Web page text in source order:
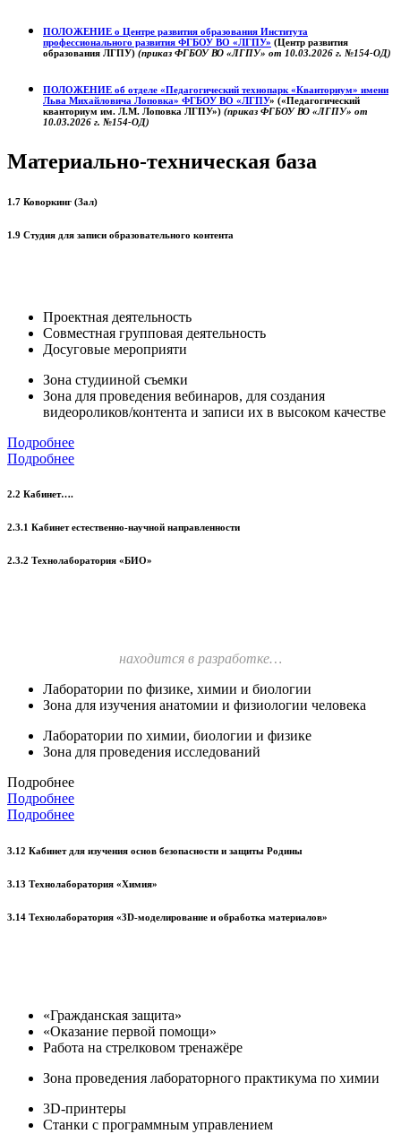
ПОЛОЖЕНИЕ о Центре развития образования Института
профессионального развития ФГБОУ ВО «ЛГПУ» (Центр развития
образования ЛГПУ) (приказ ФГБОУ ВО «ЛГПУ» от 10.03.2026 г. №154-ОД)
ПОЛОЖЕНИЕ об отделе «Педагогический технопарк «Кванториум» имени
Льва Михайловича Лоповка» ФГБОУ ВО «ЛГПУ» («Педагогический
кванториум им. Л.М. Лоповка ЛГПУ») (приказ ФГБОУ ВО «ЛГПУ» от
10.03.2026 г. №154-ОД)
Материально-техническая база
1.7 Коворкинг (Зал)
1.9 Студия для записи образовательного контента
Проектная деятельность
Совместная групповая деятельность
Досуговые мероприяти
Зона студииной съемки
Зона для проведения вебинаров, для создания
видеороликов/контента и записи их в высоком качестве
Подробнее
Подробнее
2.2 Кабинет….
2.3.1 Кабинет естественно-научной направленности
2.3.2 Технолаборатория «БИО»
находится в разработке…
Лаборатории по физике, химии и биологии
Зона для изучения анатомии и физиологии человека
Лаборатории по химии, биологии и физике
Зона для проведения исследований
Подробнее
Подробнее
Подробнее
3.12 Кабинет для изучения основ безопасности и защиты Родины
3.13 Технолаборатория «Химия»
3.14 Технолаборатория «3D-моделирование и обработка материалов»
«Гражданская защита»
«Оказание первой помощи»
Работа на стрелковом тренажёре
Зона проведения лабораторного практикума по химии
3D-принтеры
Станки с программным управлением